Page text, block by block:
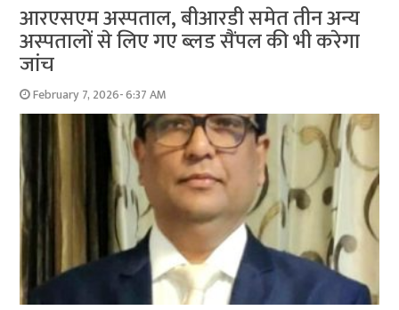
आरएसएम अस्पताल, बीआरडी समेत तीन अन्य
अस्पतालों से लिए गए ब्लड सैंपल की भी करेगा
जांच
February 7, 2026- 6:37 AM